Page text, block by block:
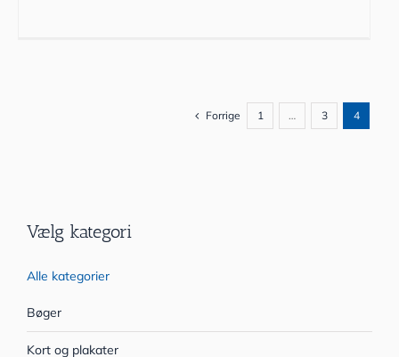
Forrige 1 … 3 4
Vælg kategori
Alle kategorier
Bøger
Kort og plakater